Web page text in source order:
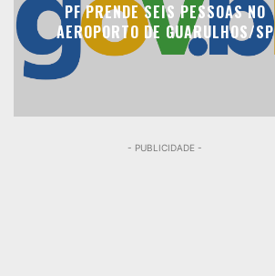
PF PRENDE SEIS PESSOAS NO
AEROPORTO DE GUARULHOS/SP
- PUBLICIDADE -